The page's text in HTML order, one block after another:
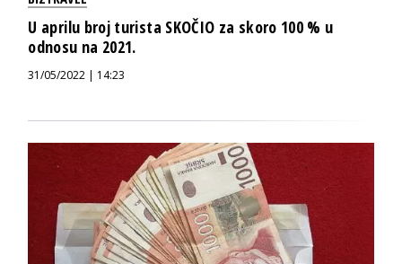
U aprilu broj turista SKOČIO za skoro 100 % u
odnosu na 2021.
31/05/2022 | 14:23